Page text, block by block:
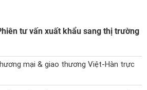
tư vấn xuất khẩu sang thị trường
mại & giao thương Việt-Hàn trực